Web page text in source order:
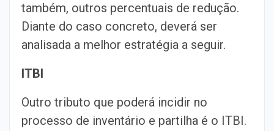
também, outros percentuais de redução.
Diante do caso concreto, deverá ser
analisada a melhor estratégia a seguir.
ITBI
Outro tributo que poderá incidir no
processo de inventário e partilha é o ITBI.